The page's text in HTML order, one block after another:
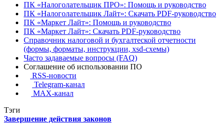
ПК «Налоголательщик ПРО»: Помощь и руководство
ПК «Налоголательщик Лайт»: Скачать PDF-руководство
ПК «Маркет Лайт»: Помощь и руководство
ПК «Маркет Лайт»: Скачать PDF-руководство
Справочник налоговой и бухгалтеской отчетности
(формы, форматы, инструкции, xsd-схемы)
Часто задаваемые вопросы (FAQ)
Соглашение об использовании ПО
RSS-новости
Telegram-канал
MAX-канал
Тэги
Завершение действия законов